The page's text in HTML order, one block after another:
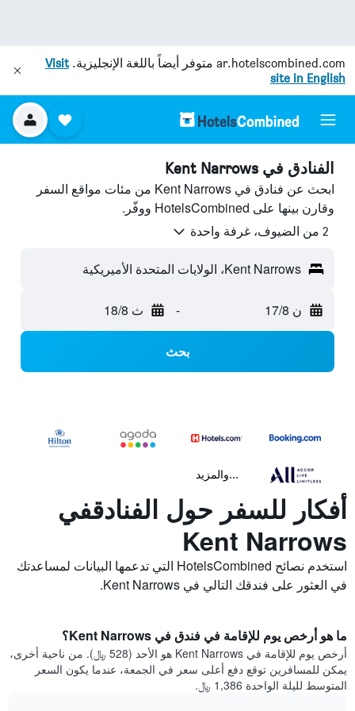
ar.hotelscombined.com متوفر أيضاً باللغة الإنجليزية.Visit
site in English
الفنادق في Kent Narrows
ابحث عن فنادق في Kent Narrows من مئات مواقع السفر
وقارن بينها على HotelsCombined ووفّر.
2 من الضيوف، غرفة واحدة
Kent Narrows، الولايات المتحدة الأميريكية
ن 17/8 - ث 18/8
بحث
...والمزيد
أفكار للسفر حول الفنادقفي
Kent Narrows
استخدم نصائح HotelsCombined التي تدعمها البيانات لمساعدتك
في العثور على فندقك التالي في Kent Narrows.
ما هو أرخص يوم للإقامة في فندق في Kent Narrows؟
أرخص يوم للإقامة في Kent Narrows هو الأحد (528 ﷼). من ناحية أخرى،
يمكن للمسافرين توقع دفع أعلى سعر في الجمعة، عندما يكون السعر
المتوسط لليلة الواحدة 1,386 ﷼.